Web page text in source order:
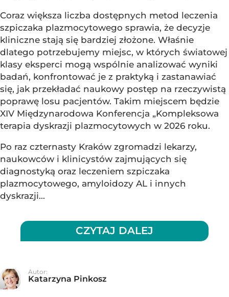
Coraz większa liczba dostępnych metod leczenia
szpiczaka plazmocytowego sprawia, że decyzje
kliniczne stają się bardziej złożone. Właśnie
dlatego potrzebujemy miejsc, w których światowej
klasy eksperci mogą wspólnie analizować wyniki
badań, konfrontować je z praktyką i zastanawiać
się, jak przekładać naukowy postęp na rzeczywistą
poprawę losu pacjentów. Takim miejscem będzie
XIV Międzynarodowa Konferencja „Kompleksowa
terapia dyskrazji plazmocytowych w 2026 roku.
Po raz czternasty Kraków zgromadzi lekarzy,
naukowców i klinicystów zajmujących się
diagnostyką oraz leczeniem szpiczaka
plazmocytowego, amyloidozy AL i innych
dyskrazji...
CZYTAJ DALEJ
Autor:
Katarzyna Pinkosz